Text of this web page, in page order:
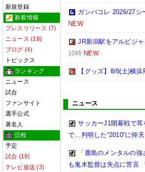
新規登録
新着情報
プレスリリース (7)
ニュース (18)
ブログ (4)
トピックス
ランキング
ニュース
試合
ファンサイト
選手公式
著名人
日程
予定
試合 (19)
テレビ放送 (3)
ガンバコレ 2026/27シ
NEW
JR新潟駅をアルビジ
10時 NEW
【グッズ】8/8(土)横
ニュース
サッカーJ1開幕戦で
で…判明した“2010”に仰天
「鹿島のメンタルの
も鬼木監督は失点に苦言